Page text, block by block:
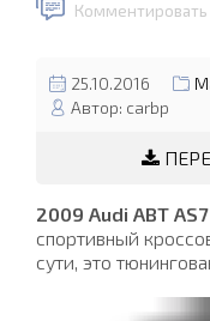
Комментировать
25.10.2016
Автор: carbp
2009 Audi ABT
спортивный
сути, это